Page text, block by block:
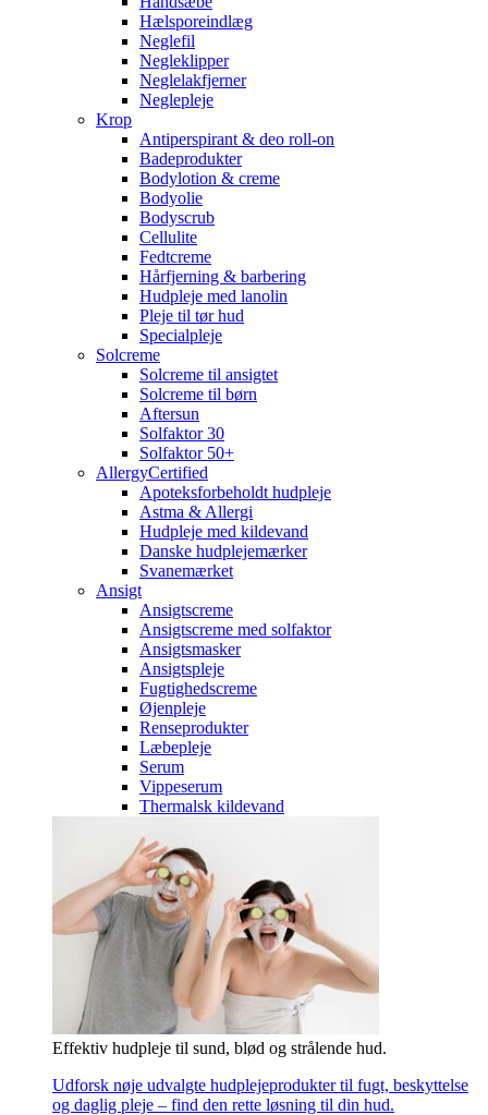
Hælsporeindlæg
Neglefil
Negleklipper
Neglelakfjerner
Neglepleje
Krop
Antiperspirant & deo roll-on
Badeprodukter
Bodylotion & creme
Bodyolie
Bodyscrub
Cellulite
Fedtcreme
Hårfjerning & barbering
Hudpleje med lanolin
Pleje til tør hud
Specialpleje
Solcreme
Solcreme til ansigtet
Solcreme til børn
Aftersun
Solfaktor 30
Solfaktor 50+
AllergyCertified
Apoteksforbeholdt hudpleje
Astma & Allergi
Hudpleje med kildevand
Danske hudplejemærker
Svanemærket
Ansigt
Ansigtscreme
Ansigtscreme med solfaktor
Ansigtsmasker
Ansigtspleje
Fugtighedscreme
Øjenpleje
Renseprodukter
Læbepleje
Serum
Vippeserum
Thermalsk kildevand
Effektiv hudpleje til sund, blød og strålende hud.
Udforsk nøje udvalgte hudplejeprodukter til fugt, beskyttelse
og daglig pleje – find den rette løsning til din hud.